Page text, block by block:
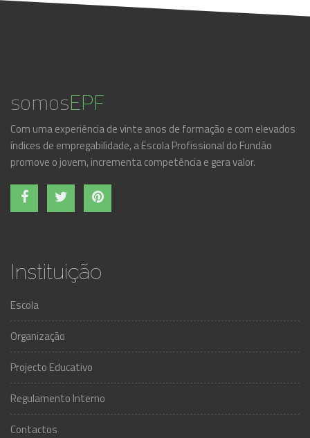
somosEPF
Com uma experiência de vinte anos de formação e com elevados
índices de empregabilidade, a Escola Profissional do Fundão
promove o jovem, incrementa competência e gera valor.
Instituição
Escola
Organização
Projecto Educativo
Regulamento Interno
Contactos